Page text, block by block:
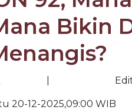
Bikin
20-12-2025,09:00 WIB